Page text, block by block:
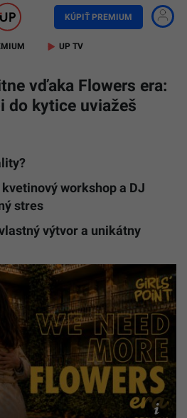
KÚPIŤ PREMIUM
UP TV
vďaka Flowers era:
do kytice uviažeš
workshop a DJ
stres
výtvor a unikátny
foto
Odzadu